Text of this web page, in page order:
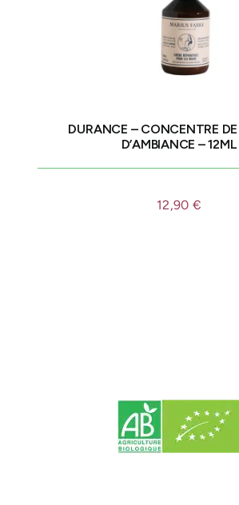
DURANCE – CONCENTRE
D’AMBIANCE – 12ML
12,90 €